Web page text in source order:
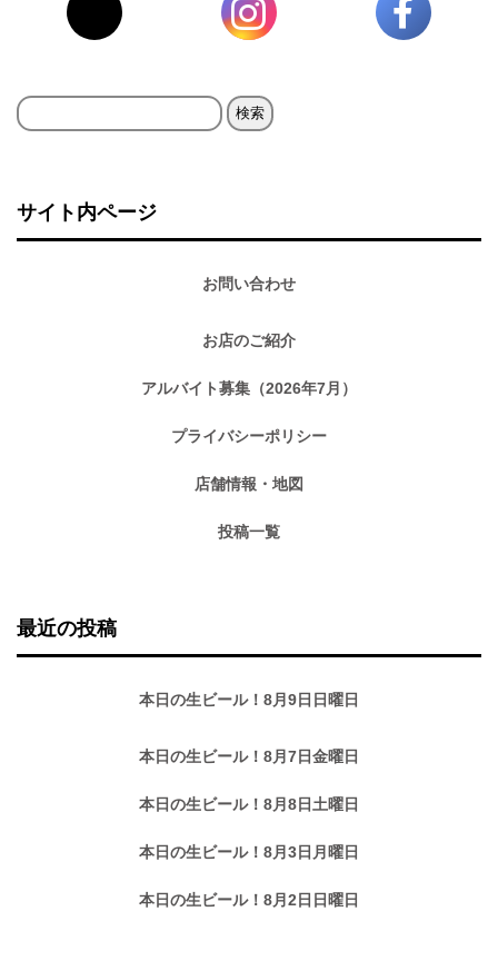
検
サイト内ページ
お問い合わせ
お店のご紹介
アルバイト募集（2026年7月）
プライバシーポリシー
店舗情報・地図
投稿一覧
最近の投稿
本日の生ビール！8月9日日曜日
本日の生ビール！8月7日金曜日
本日の生ビール！8月8日土曜日
本日の生ビール！8月3日月曜日
本日の生ビール！8月2日日曜日